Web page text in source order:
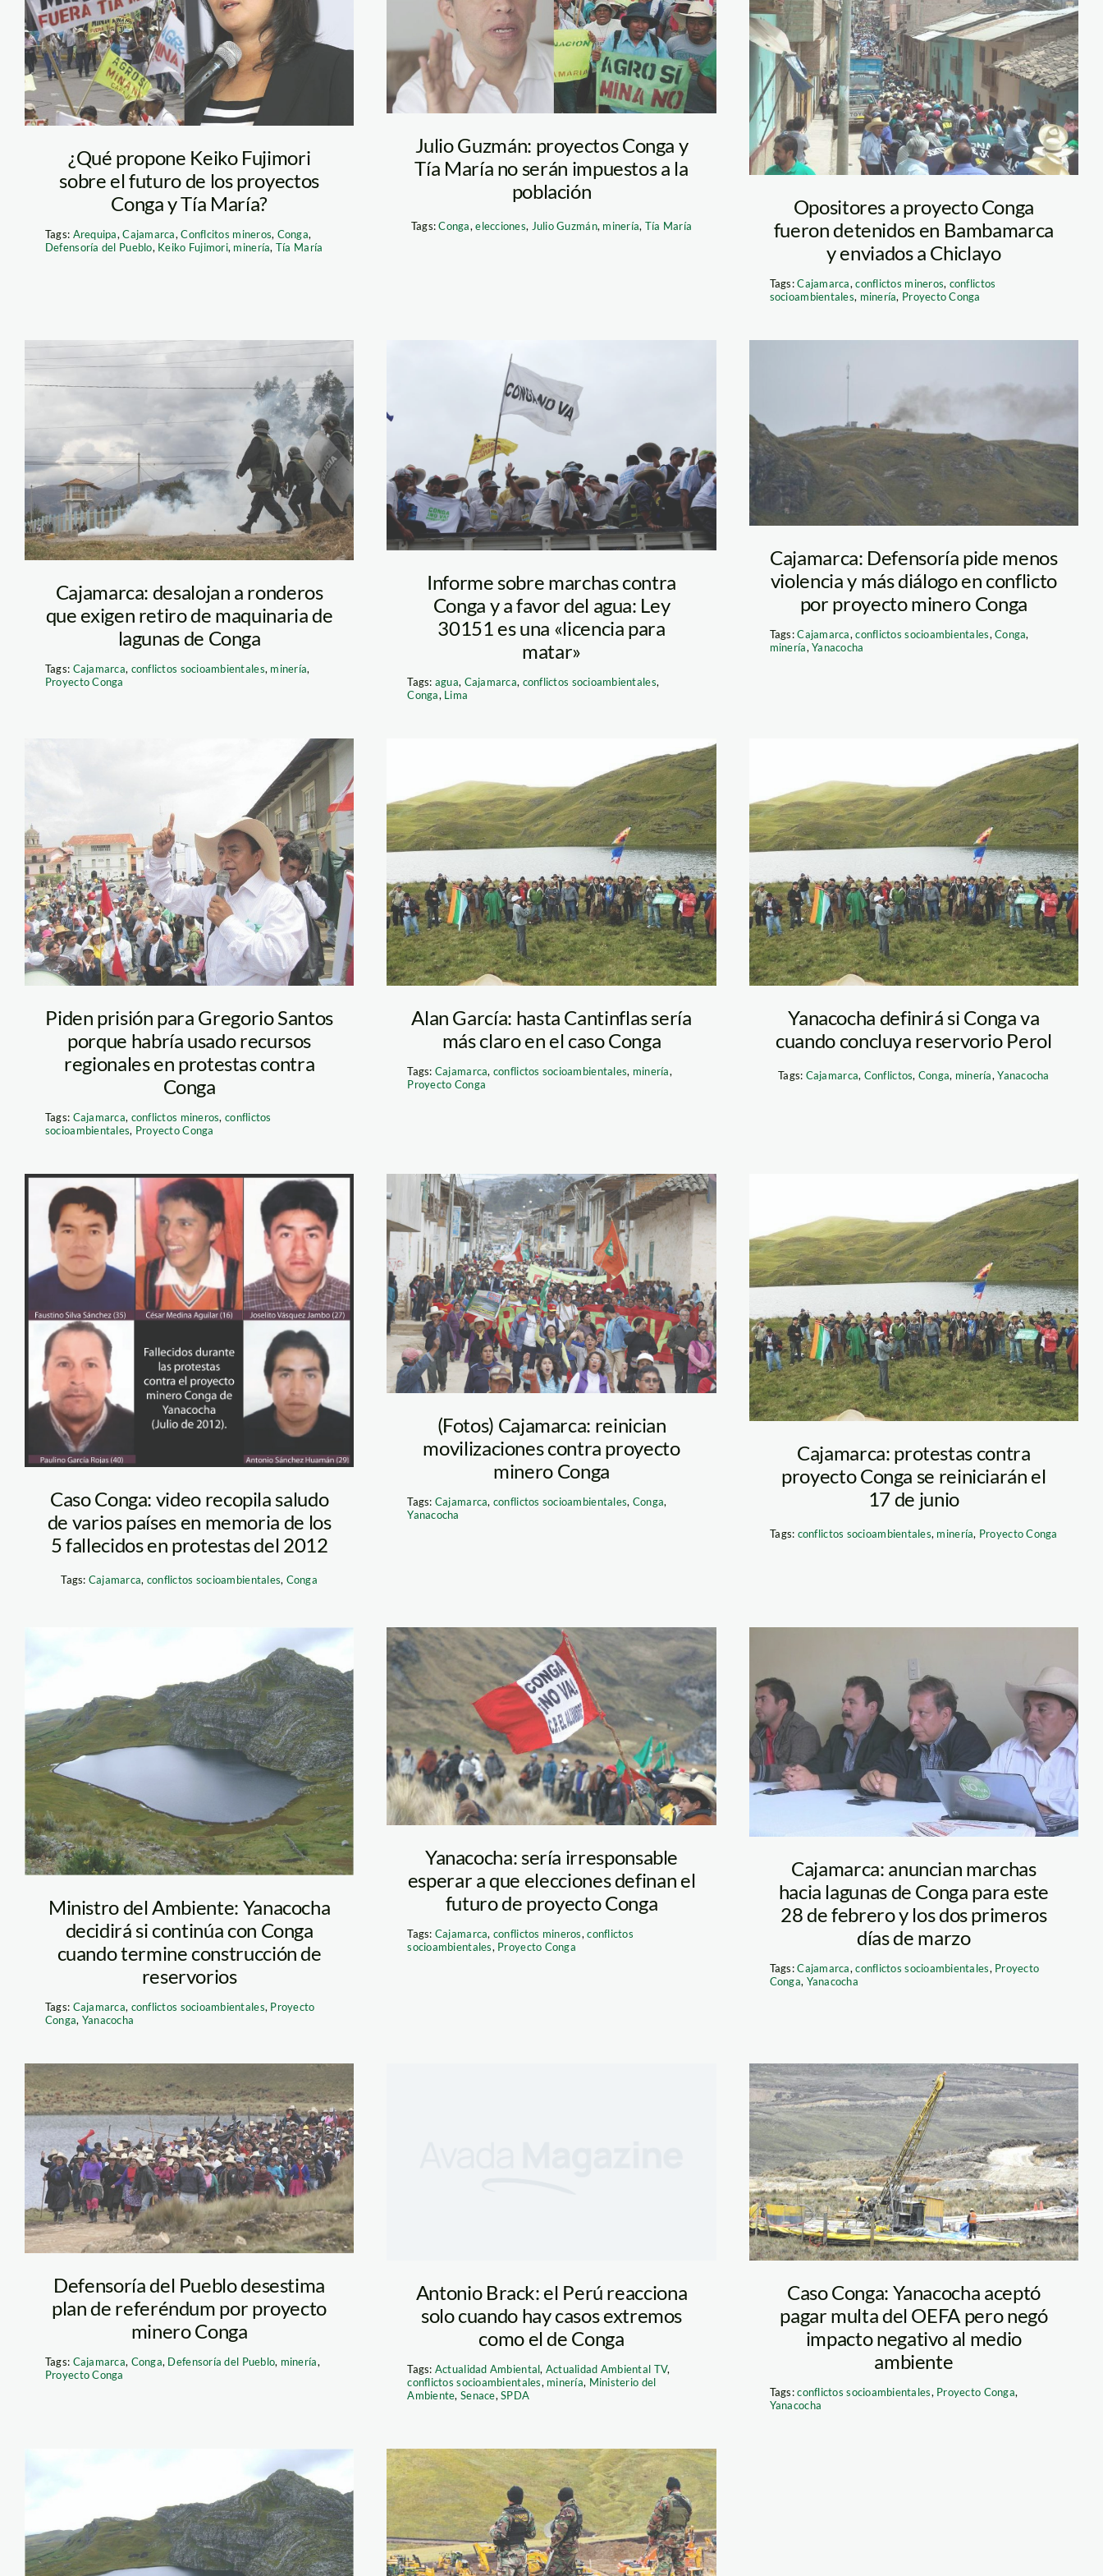
¿Qué propone Keiko Fujimori
sobre el futuro de los proyectos
Conga y Tía María?
Tags: Arequipa,Cajamarca,Conflcitos mineros, Conga,
Defensoría del Pueblo, Keiko Fujimori, minería, Tía María
maria
Julio Guzmán: proyectos Conga y
Tía María no serán impuestos a la
población
Tags:Conga,elecciones, Julio Guzmán, minería, Tía María
de 2014
Opositores a proyecto Conga
fueron detenidos en Bambamarca
y enviados a Chiclayo
Tags:Cajamarca,conflictos mineros, conflictos
socioambientales, minería, Proyecto Conga
conga_ramiro
sanchez
Cajamarca: desalojan a ronderos
que exigen retiro de maquinaria de
lagunas de Conga
Tags: Cajamarca, conflictos socioambientales, minería,
Proyecto Conga
magua01
Informe sobre marchas contra
Conga y a favor del agua: Ley
30151 es una «licencia para
matar»
Tags: agua, Cajamarca, conflictos socioambientales,
Conga, Lima
conga_peru21
Cajamarca: Defensoría pide menos
violencia y más diálogo en conflicto
por proyecto minero Conga
Tags:Cajamarca,conflictos socioambientales,Conga,
minería,Yanacocha
santos_cajamarca_conga_rpp
Piden prisión para Gregorio Santos
porque habría usado recursos
regionales en protestas contra
Conga
Tags: Cajamarca, conflictos mineros, conflictos
socioambientales, Proyecto Conga
conga_rpp
Alan García: hasta Cantinflas sería
más claro en el caso Conga
Tags: Cajamarca, conflictos socioambientales, minería,
Proyecto Conga
conga_rpp
Yanacocha definirá si Conga va
cuando concluya reservorio Perol
Tags: Cajamarca, Conflictos, Conga, minería,Yanacocha
Imprimir
Caso Conga: video recopila saludo
de varios países en memoria de los
5 fallecidos en protestas del 2012
Tags: Cajamarca, conflictos socioambientales, Conga
celendín_jorge
chavez_conga
(Fotos) Cajamarca: reinician
movilizaciones contra proyecto
minero Conga
Tags: Cajamarca, conflictos socioambientales, Conga,
Yanacocha
conga_rpp
Cajamarca: protestas contra
proyecto Conga se reiniciarán el
17 de junio
Tags: conflictos socioambientales, minería, Proyecto Conga
Laguna_Conga_Yanacocha
Ministro del Ambiente: Yanacocha
decidirá si continúa con Conga
cuando termine construcción de
reservorios
Tags: Cajamarca, conflictos socioambientales, Proyecto
Conga, Yanacocha
conga_larepublica
Yanacocha: sería irresponsable
esperar a que elecciones definan el
futuro de proyecto Conga
Tags: Cajamarca, conflictos mineros,conflictos
socioambientales, Proyecto Conga
Cajamarca: anuncian marchas
hacia lagunas de Conga para este
28 de febrero y los dos primeros
días de marzo
Tags:Cajamarca,conflictos socioambientales, Proyecto
Conga, Yanacocha
conga_cajamarca_efe_1
Defensoría del Pueblo desestima
plan de referéndum por proyecto
minero Conga
Tags: Cajamarca, Conga, Defensoría del Pueblo, minería,
Proyecto Conga
Antonio Brack: el Perú reacciona
solo cuando hay casos extremos
como el de Conga
Tags: Actualidad Ambiental, Actualidad Ambiental TV,
conflictos socioambientales, minería, Ministerio del
Ambiente,Senace,SPDA
Caso Conga: Yanacocha aceptó
pagar multa del OEFA pero negó
impacto negativo al medio
ambiente
Tags:conflictos socioambientales, Proyecto Conga,
Yanacocha
Laguna_Conga_Yanacochaconga_larepublica